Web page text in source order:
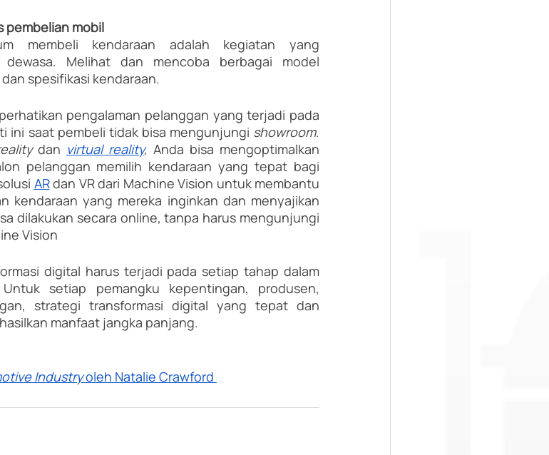
pembelian mobil
membeli kendaraan adalah kegiatan yang
Melihat dan mencoba berbagai model
spesifikasi kendaraan.
pengalaman pelanggan yang terjadi pada
ini saat pembeli tidak bisa mengunjungi showroom.
dan virtual reality, Anda bisa mengoptimalkan
pelanggan memilih kendaraan yang tepat bagi
AR dan VR dari Machine Vision untuk membantu
kendaraan yang mereka inginkan dan menyajikan
Vision
digital harus terjadi pada setiap tahap dalam
setiap pemangku kepentingan, produsen,
strategi transformasi digital yang tepat dan
manfaat jangka panjang.
Industry oleh Natalie Crawford